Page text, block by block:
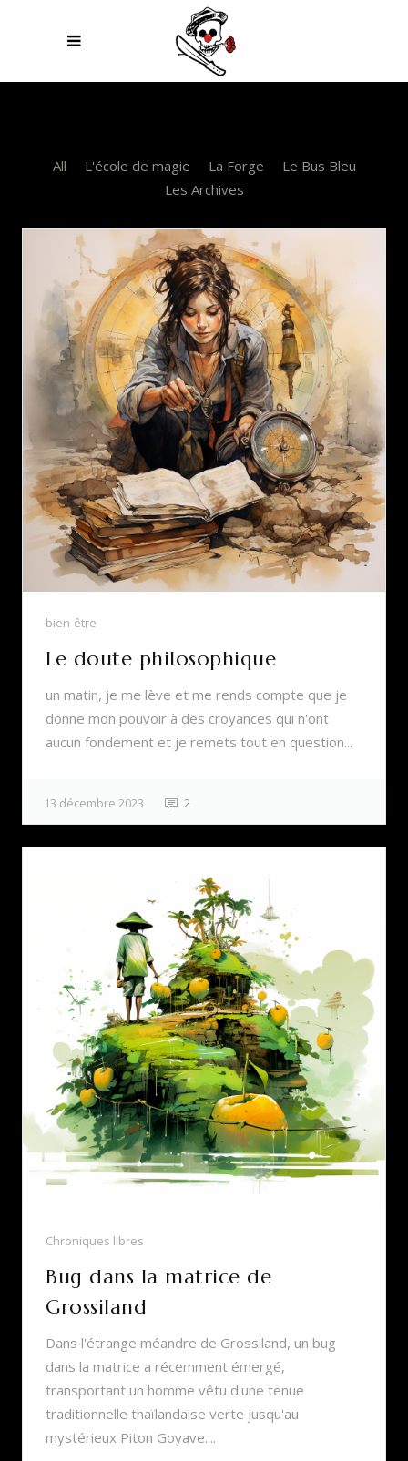
All L'école de magie La Forge
Le Bus Bleu
Les Archives
bien-être
Le doute philosophique
un matin, je me lève et me rends compte que je
donne mon pouvoir à des croyances qui n'ont
aucun fondement et je remets tout en question...
13 décembre 2023 2
Chroniques libres
Bug dans la matrice de
Grossiland
Dans l'étrange méandre de Grossiland, un bug
dans la matrice a récemment émergé,
transportant un homme vêtu d'une tenue
traditionnelle thaïlandaise verte jusqu'au
mystérieux Piton Goyave....